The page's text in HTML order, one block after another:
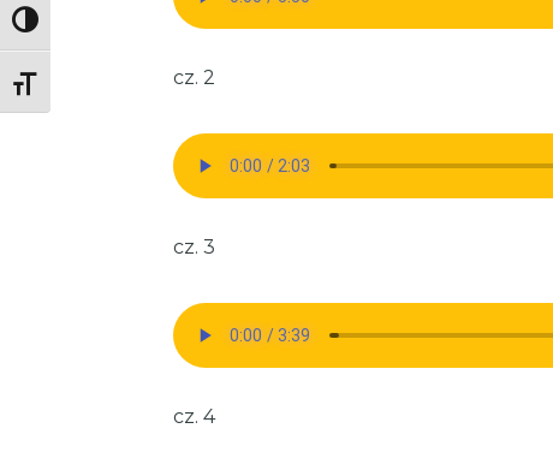
Toggle High Contrast
Toggle Font size cz. 2
cz. 3
cz. 4